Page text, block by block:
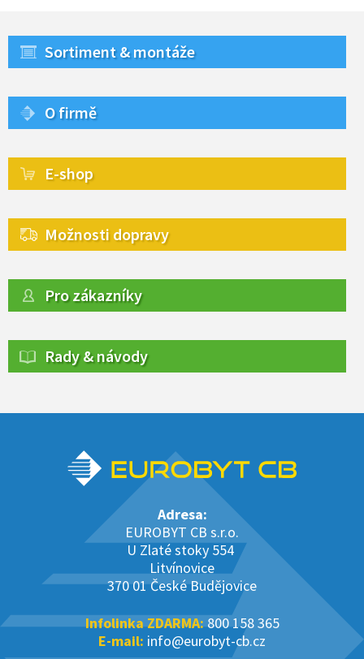
Sortiment & montáže
O firmě
E-shop
Možnosti dopravy
Pro zákazníky
Rady & návody
Adresa:
EUROBYT CB s.r.o.
U Zlaté stoky 554
Litvínovice
370 01 České Budějovice
Infolinka ZDARMA:800 158 365
E-mail: info@eurobyt-cb.cz